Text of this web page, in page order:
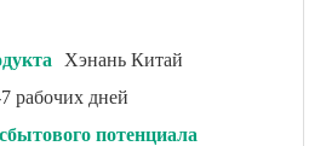
Хэнань Китай
рабочих дней
потенциала